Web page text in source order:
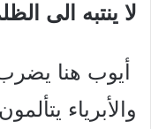
لا ينتبه الى
أيوب هنا يضرب
والأبرياء